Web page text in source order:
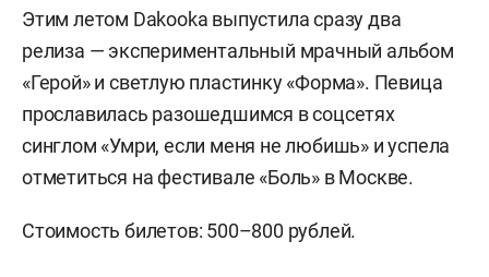
Этим летом Dakooka выпустила сразу два
релиза — экспериментальный мрачный альбом
«Герой» и светлую пластинку «Форма». Певица
прославилась разошедшимся в соцсетях
синглом «Умри, если меня не любишь» и успела
отметиться на фестивале «Боль» в Москве.
Стоимость билетов: 500–800 рублей.